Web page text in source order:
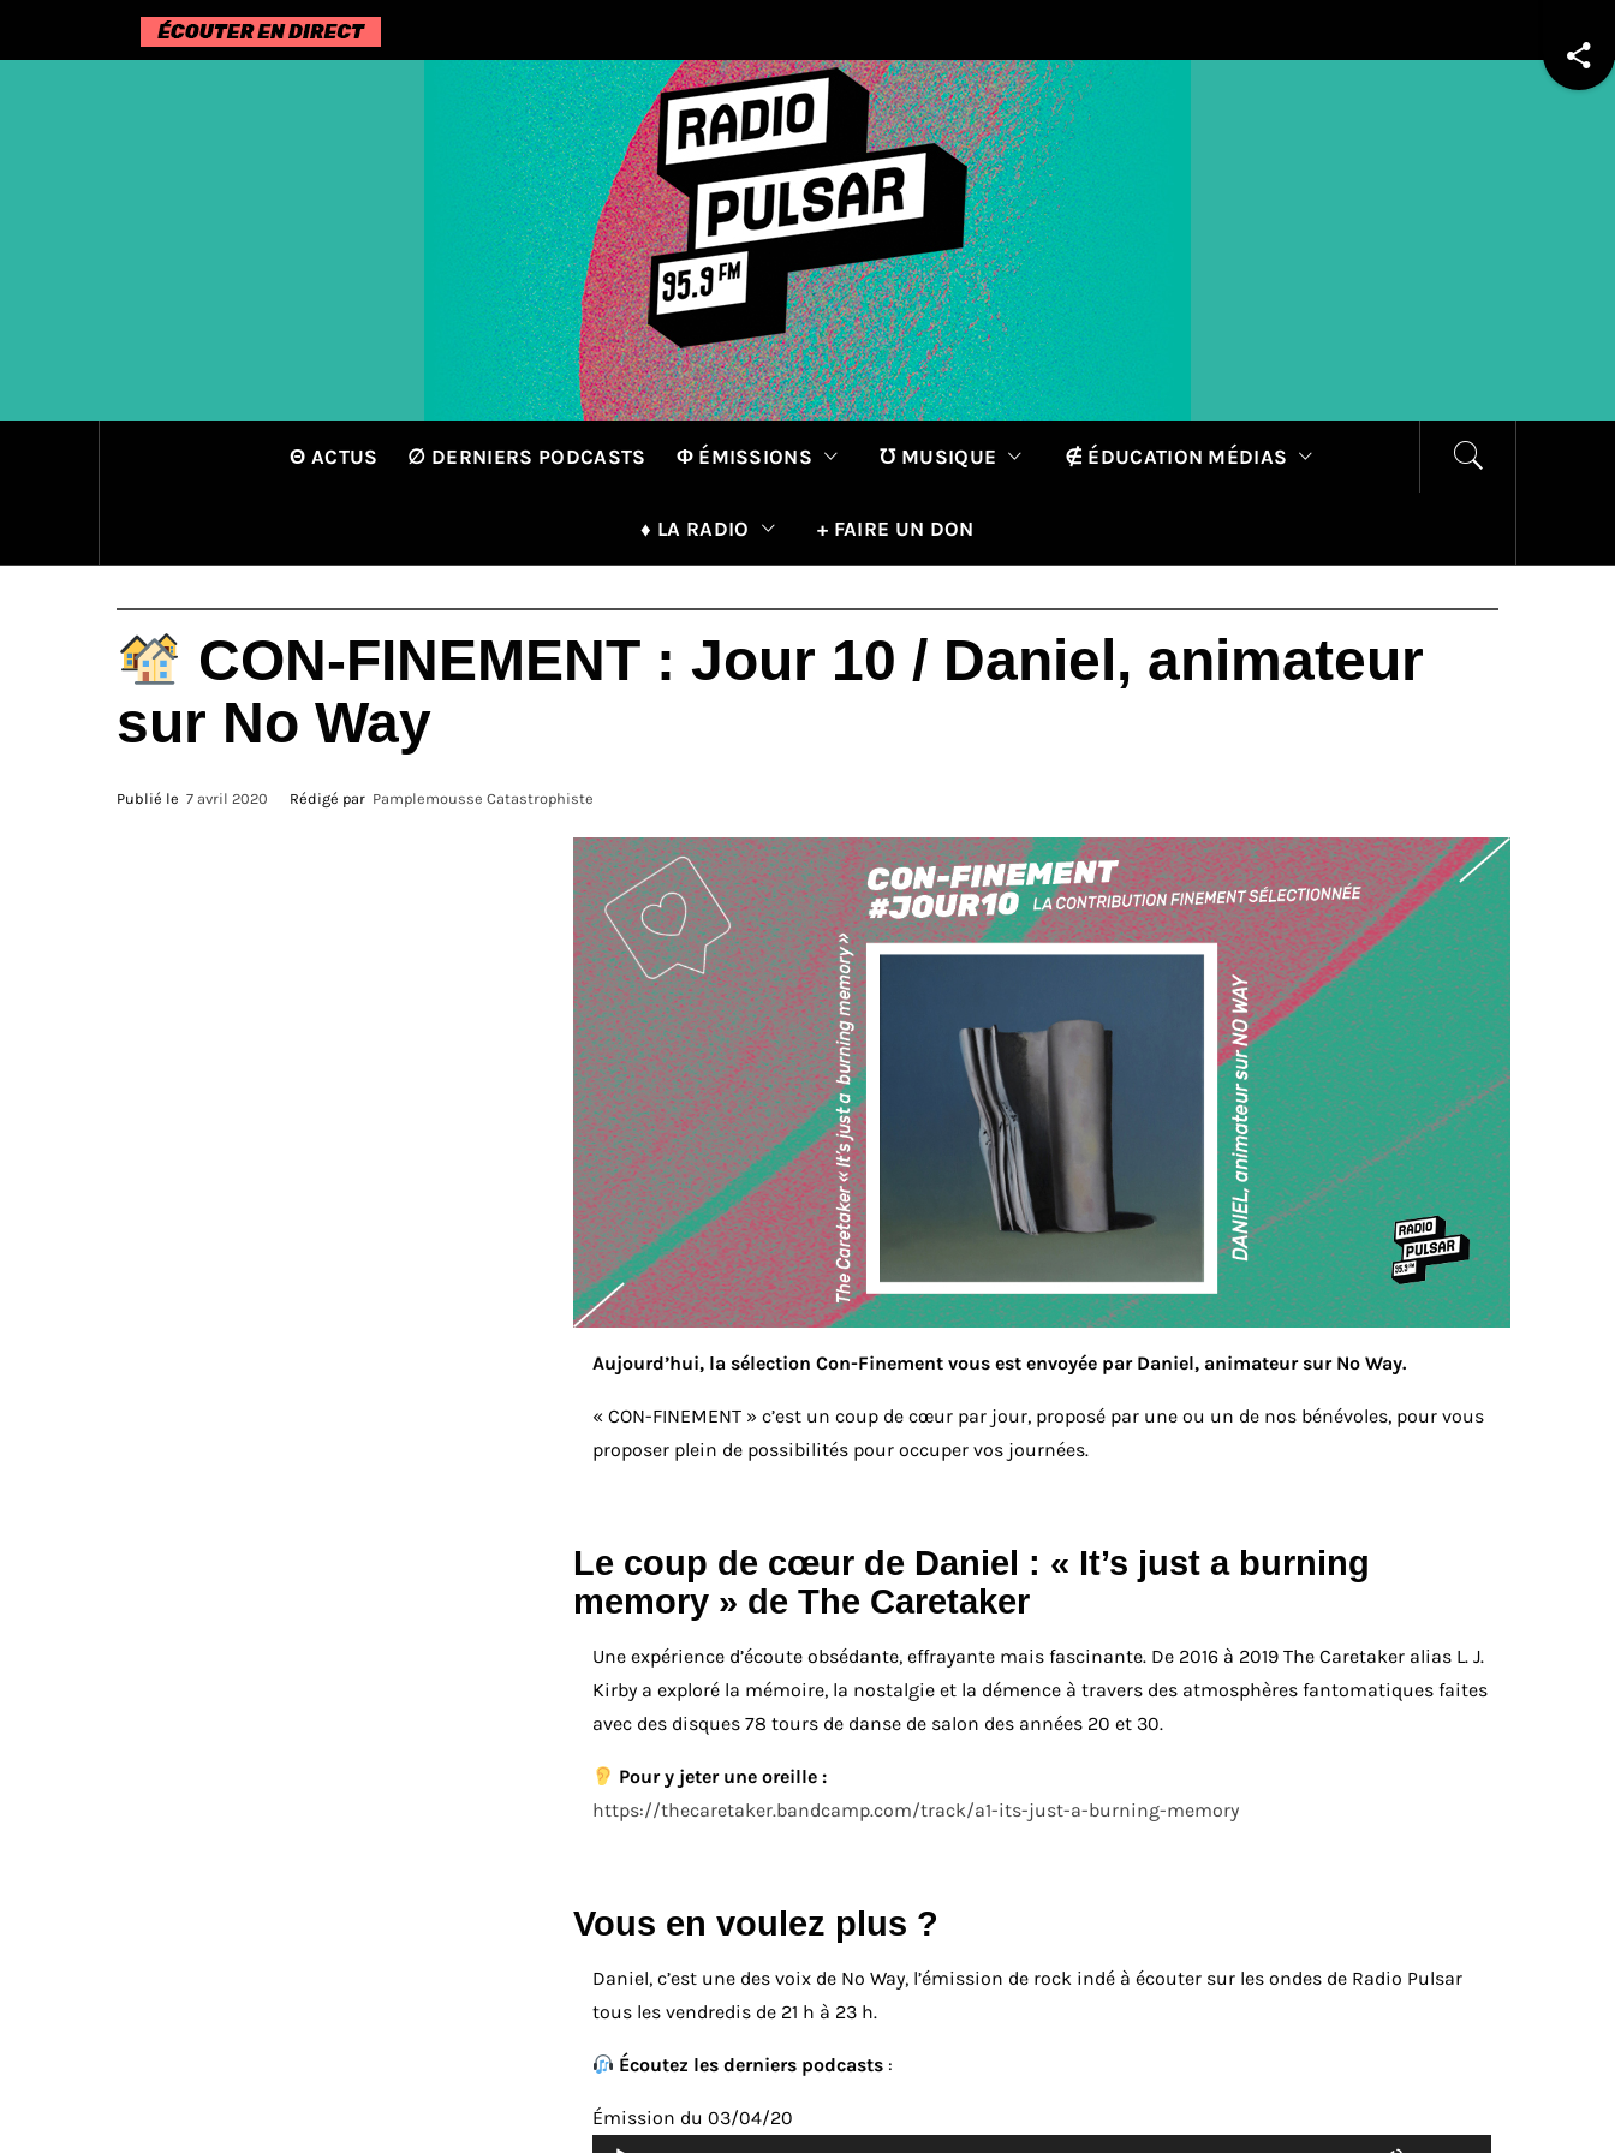
Θ ACTUS ∅ DERNIERS PODCASTS Φ ÉMISSIONS ℧ MUSIQUE ∉ ÉDUCATION MÉDIAS
♦ LA RADIO + FAIRE UN DON
CON-FINEMENT : Jour 10 / Daniel, animateur
sur No Way
Publié le 7 avril 2020 Rédigé par Pamplemousse Catastrophiste
Aujourd’hui, la sélection Con-Finement vous est envoyée par Daniel, animateur sur No Way.
« CON-FINEMENT » c’est un coup de cœur par jour, proposé par une ou un de nos bénévoles, pour vous
proposer plein de possibilités pour occuper vos journées.
Le coup de cœur de Daniel : « It’s just a burning
memory » de The Caretaker
Une expérience d’écoute obsédante, effrayante mais fascinante. De 2016 à 2019 The Caretaker alias L. J.
Kirby a exploré la mémoire, la nostalgie et la démence à travers des atmosphères fantomatiques faites
avec des disques 78 tours de danse de salon des années 20 et 30.
Pour y jeter une oreille :
https://thecaretaker.bandcamp.com/track/a1-its-just-a-burning-memory
Vous en voulez plus ?
Daniel, c’est une des voix de No Way, l’émission de rock indé à écouter sur les ondes de Radio Pulsar
tous les vendredis de 21 h à 23 h.
Écoutez les derniers podcasts :
Émission du 03/04/20